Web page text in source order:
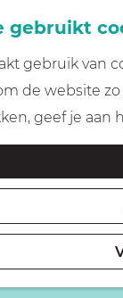
gebruikt
gebruik van
de website
geef je aan